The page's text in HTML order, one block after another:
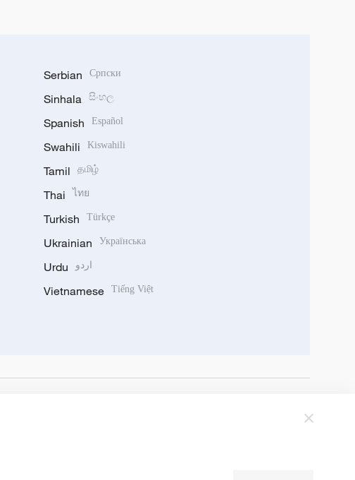
Serbian Српски
Sinhala සිංහල
Spanish Español
Swahili Kiswahili
Tamil தமிழ்
Thai ไทย
Turkish Türkçe
Ukrainian Українська
Urdu اردو
Vietnamese Tiếng Việt